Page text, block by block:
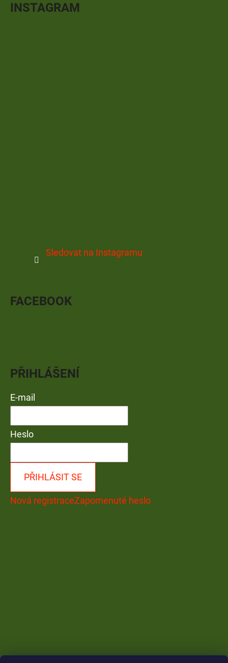
INSTAGRAM
Sledovat na Instagramu
FACEBOOK
PŘIHLÁŠENÍ
E-mail
Heslo
PŘIHLÁSIT SE
Nová registraceZapomenuté heslo